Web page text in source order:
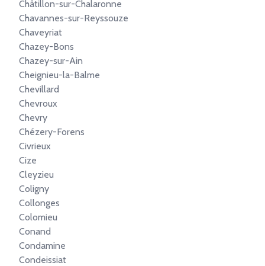
Châtillon-sur-Chalaronne
Chavannes-sur-Reyssouze
Chaveyriat
Chazey-Bons
Chazey-sur-Ain
Cheignieu-la-Balme
Chevillard
Chevroux
Chevry
Chézery-Forens
Civrieux
Cize
Cleyzieu
Coligny
Collonges
Colomieu
Conand
Condamine
Condeissiat